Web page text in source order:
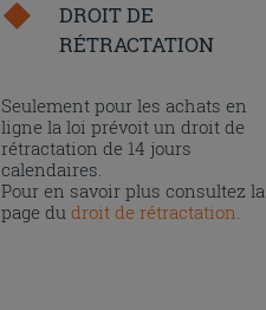
DROIT DE
RÉTRACTATION
Seulement pour les achats en
ligne la loi prévoit un droit de
rétractation de 14 jours
calendaires.
Pour en savoir plus consultez la
page dudroit de rétractation.